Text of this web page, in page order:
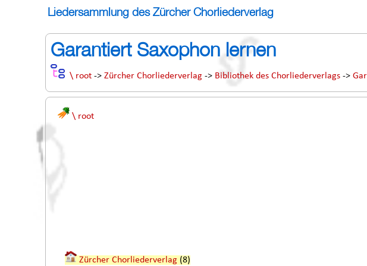
Liedersammlung des Zürcher Chorliederverlag
Garantiert Saxophon lernen
\ root -> Zürcher Chorliederverlag -> Bibliothek des Chorliederverlags ->
\ root
Zürcher Chorliederverlag (8)